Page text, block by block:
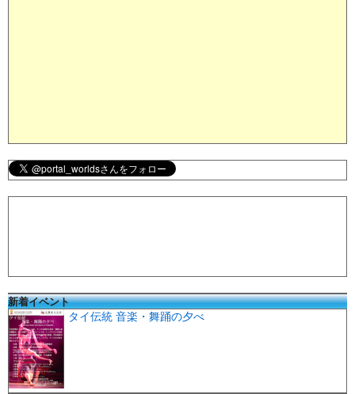
新着イベント
タイ伝統 音楽・舞踊の夕べ